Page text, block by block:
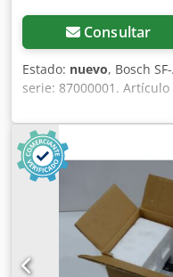
Consultar
Estado: nuevo, Bosch
serie: 87000001.
original.
suministro se
fotos. Djdei D Hfzopfx